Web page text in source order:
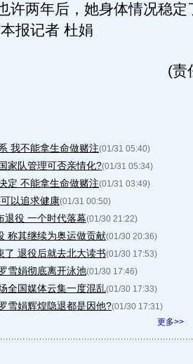
许两年后，她身体情况稳定
报记者 杜娟
(责
我不能拿生命做赌注(01/31 05:40)
家队管理可否亲情化?(01/31 05:34)
定 不能拿生命做赌注(01/31 03:49)
以追求健康(01/31 00:50)
退役 一个时代落幕(01/30 21:22)
称其继续为奥运做贡献(01/30 20:36)
了 退役后就去北大读书(01/30 17:53)
雪娟彻底离开泳池(01/30 17:46)
全国媒体云集一度混乱(01/30 17:33)
雪娟辉煌隐退都是因他?(01/30 17:31)
更多>>